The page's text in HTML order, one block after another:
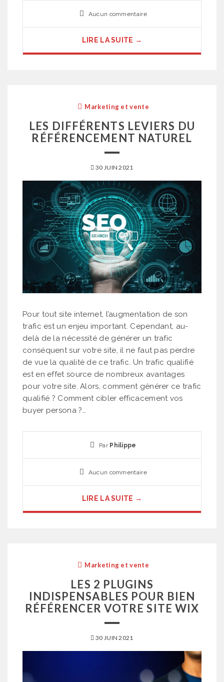
Aucun commentaire
LIRE LA SUITE →
Marketing et vente
LES DIFFÉRENTS LEVIERS DU
RÉFÉRENCEMENT NATUREL
30 JUIN 2021
Pour tout site internet, l’augmentation de son
trafic est un enjeu important. Cependant, au-
delà de la nécessité de générer un trafic
conséquent sur votre site, il ne faut pas perdre
de vue la qualité de ce trafic. Un trafic qualifié
est en effet source de nombreux avantages
pour votre site. Alors, comment générer ce trafic
qualifié ? Comment cibler efficacement vos
buyer persona ?…
Par Philippe
Aucun commentaire
LIRE LA SUITE →
Marketing et vente
LES 2 PLUGINS
INDISPENSABLES POUR BIEN
RÉFÉRENCER VOTRE SITE WIX
30 JUIN 2021